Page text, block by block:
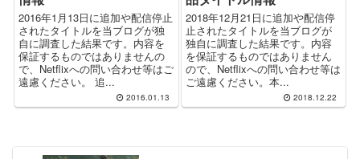
2016年1月13日に追加や配信停止
されたタイトルを当ブログが独
自に調査した結果です。内容を
保証するものではありませんの
で、Netflixへの問い合わせ等はご
遠慮ください。 追...
2016.01.13
2018年12月21日に追加や配信停
止されたタイトルを当ブログが
独自に調査した結果です。内容
を保証するものではありません
ので、Netflixへの問い合わせ等は
ご遠慮ください。本...
2018.12.22